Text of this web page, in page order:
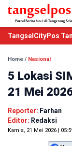
TangselCityPos
Home / Nasional
5 Lokasi
21 Mei
Reporter: Farhan
Editor: Redaksi
Kamis, 21 Mei 2026 |